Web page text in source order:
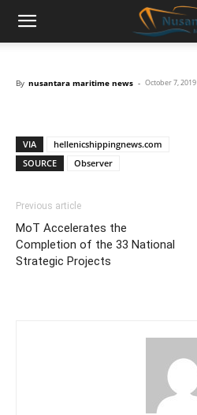
By nusantara maritime news - October 7, 2019
VIA
hellenicshippingnews.com
SOURCE
Observer
Previous article
MoT Accelerates the
Completion of the 33 National
Strategic Projects